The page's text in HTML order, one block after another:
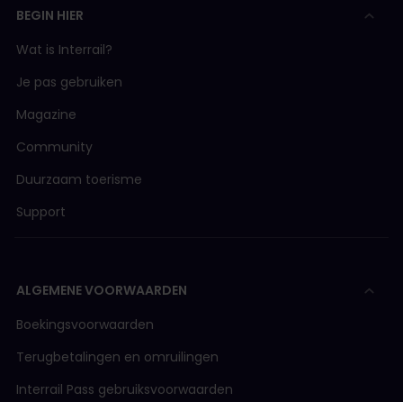
BEGIN HIER
Wat is Interrail?
Je pas gebruiken
Magazine
Community
Duurzaam toerisme
Support
ALGEMENE VOORWAARDEN
Boekingsvoorwaarden
Terugbetalingen en omruilingen
Interrail Pass gebruiksvoorwaarden